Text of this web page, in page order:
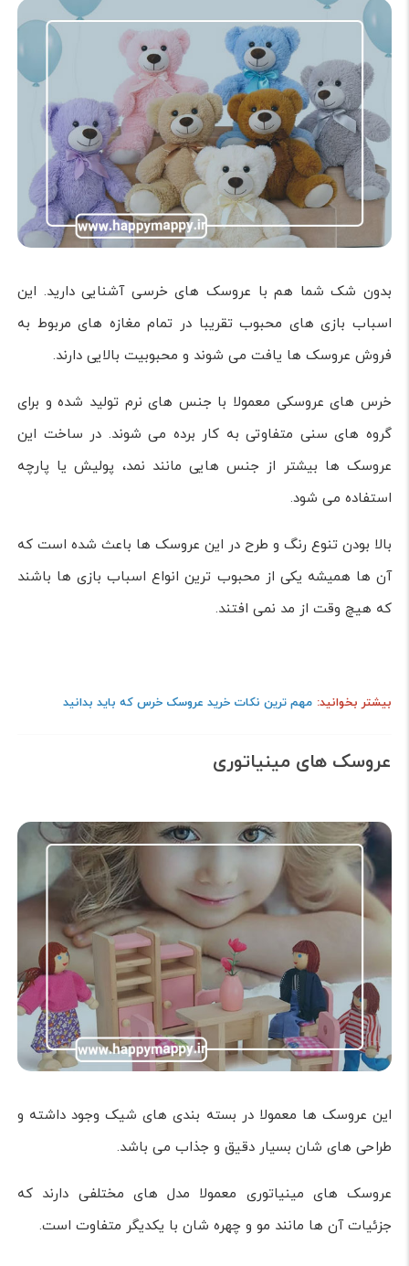
بدون شک شما هم با عروسک های خرسی آشنایی دارید. این
اسباب بازی های محبوب تقریبا در تمام مغازه های مربوط به
فروش عروسک ها یافت می شوند و محبوبیت بالایی دارند.
خرس های عروسکی معمولا با جنس های نرم تولید شده و برای
گروه های سنی متفاوتی به کار برده می شوند. در ساخت این
عروسک ها بیشتر از جنس هایی مانند نمد، پولیش یا پارچه
استفاده می شود.
بالا بودن تنوع رنگ و طرح در این عروسک ها باعث شده است که
آن ها همیشه یکی از محبوب ترین انواع اسباب بازی ها باشند
که هیچ وقت از مد نمی افتند.
بیشتر بخوانید: مهم ترین نکات خرید عروسک خرس که باید بدانید
عروسک های مینیاتوری
این عروسک ها معمولا در بسته بندی های شیک وجود داشته و
طراحی های شان بسیار دقیق و جذاب می باشد.
عروسک های مینیاتوری معمولا مدل های مختلفی دارند که
جزئیات آن ها مانند مو و چهره شان با یکدیگر متفاوت است.